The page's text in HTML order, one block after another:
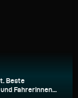
Beste
Fahrerinnen...